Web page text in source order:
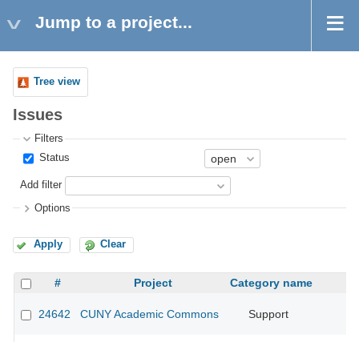
Jump to a project...
Tree view
Issues
Filters
Status
Add filter
Options
Apply Clear
# Project Category name
24642 CUNY Academic Commons Support